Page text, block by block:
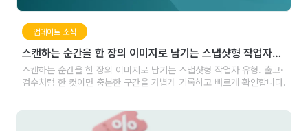
업데이트 소식
스캔하는 순간을 한 장의 이미지로 남기는 스냅샷형 작업자
유형
스캔하는 순간을 한 장의 이미지로 남기는 스냅샷형 작업자 유형. 출고·
검수처럼 한 컷이면 충분한 구간을 가볍게 기록하고 빠르게 확인합니다.